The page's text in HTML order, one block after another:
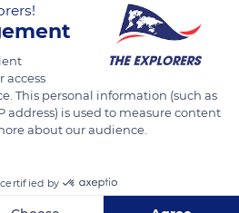
access
This personal information (such as
address) is used to measure content
about our audience.
by